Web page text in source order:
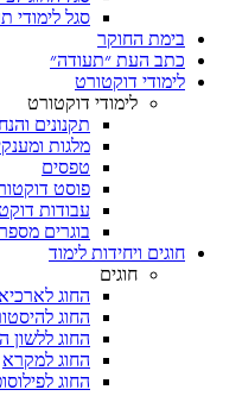
סגל לימודי
בימת החוקר
כתב העת ״תעודה״
לימודי דוקטורט
לימודי דוקטורט
תקנונים
מלגות
טפסים
פוסט
עבודות
בוגרים
חוגים ויחידות לימוד
חוגים
החוג
החוג
החוג ללשון
החוג למקרא
החוג